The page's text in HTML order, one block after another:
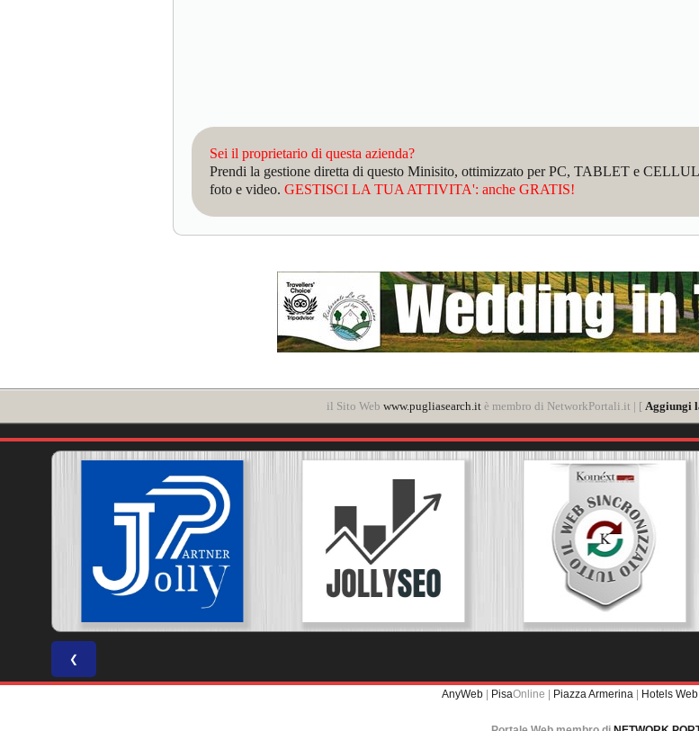
Sei il proprietario di questa azienda?
Prendi la gestione diretta di questo Minisito, ottimizzato per PC, TABLET e
foto e video. GESTISCI LA TUA ATTIVITA': anche GRATIS!
il Sito Web www.pugliasearch.it è membro di NetworkPortali.it | [ Aggiungi
❮
AnyWeb | PisaOnline | Piazza Armerina | Hotels Web